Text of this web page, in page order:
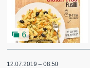
6
12.07.2019 – 08:50